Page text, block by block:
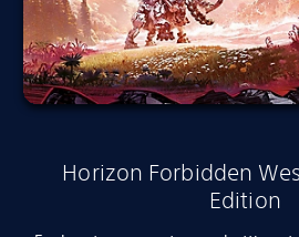
Horizon Forbidden
Edition